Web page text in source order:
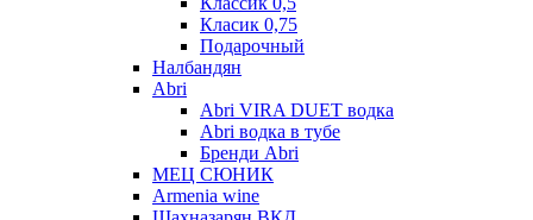
Класик 0,75
Подарочный
Налбандян
Abri
Abri VIRA DUET водка
Abri водка в тубе
Бренди Abri
МЕЦ СЮНИК
Armenia wine